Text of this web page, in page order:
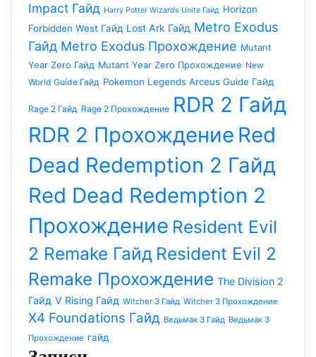
Impact Гайд Harry Potter Wizards Unite Гайд Horizon
Forbidden West Гайд Lost Ark Гайд Metro Exodus
Гайд Metro Exodus Прохождение Mutant
Year Zero Гайд Mutant Year Zero Прохождение New
World Guide Гайд Pokemon Legends Arceus Guide Гайд
Rage 2 Гайд Rage 2 Прохождение RDR 2 Гайд
RDR 2 Прохождение Red
Dead Redemption 2 Гайд
Red Dead Redemption 2
Прохождение Resident Evil
2 Remake Гайд Resident Evil 2
Remake Прохождение The Division 2
Гайд V Rising Гайд Witcher 3 Гайд Witcher 3 Прохождение
X4 Foundations Гайд Ведьмак 3 Гайд Ведьмак 3
Прохождение гайд